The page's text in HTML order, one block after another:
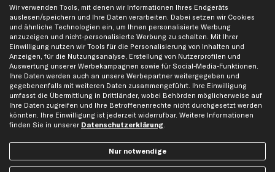
Ford Ersatzteile
Mercedes-Benz Ersatzteile
Opel Ersatzteile
Peugeot Ersatzteile
Renault Ersatzteile
Seat Ersatzteile
Skoda Ersatzteile
VW Ersatzteile
Wir verwenden Tools, mit denen wir Informationen Ihres Endgeräts
auslesen/speichern und Ihre Daten verarbeiten. Dabei setzen wir Cookies
und ähnliche Technologien ein, um Ihnen personalisierte Werbung
anzuzeigen und nicht-personalisierte Werbung zu schalten. Mit Ihrer
Einwilligung nutzen wir Tools für die Personalisierung von Inhalten und
Anzeigen, für die Nutzungsanalyse, Erstellung von Nutzerprofilen und
Auswertung unserer Werbekampagnen sowie für Social-Media-Funktionen.
Ihre Daten werden auch an unsere Werbepartner weitergegeben und
gegebenenfalls mit weiteren Daten zusammengeführt. Ihre Einwilligung
umfasst die Übermittlung in Drittländer, wobei Behörden möglicherweise auf
Ihre Daten zugreifen und Ihre Betroffenenrechte nicht durchgesetzt werden
könnten. Ihre Einwilligung ist jederzeit widerrufbar. Weitere Informationen
finden Sie in unserer Datenschutzerklärung.
Nur notwendige